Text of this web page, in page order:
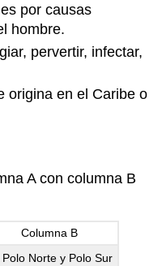
por causas
hombre.
pervertir, infectar,
origina en el Caribe o
A con columna B
Columna B
Polo Norte y Polo Sur